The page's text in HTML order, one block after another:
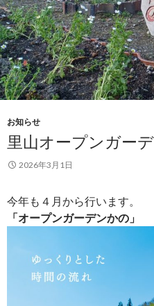
お知らせ
里山オープンガー
2026年3月1日
今年も４月から行います。
「オープンガーデンかの」